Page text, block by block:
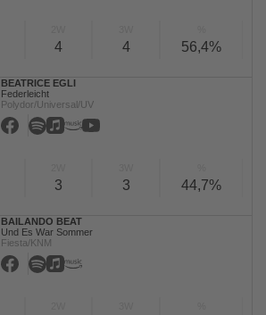
4 4 56,4%
BEATRICE EGLI
Federleicht
Polydor/Universal/UV
3 3 44,7%
BAILANDO BEAT
Und Es War Sommer
Fiesta/KNM